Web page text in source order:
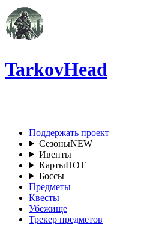
TarkovHead
Поддержать проект
СезоныNEW
Ивенты
КартыHOT
Боссы
Предметы
Квесты
Убежище
Трекер предметов